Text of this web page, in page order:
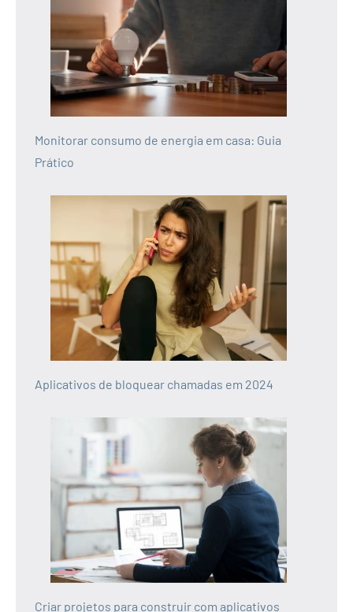
Monitorar consumo de energia em casa: Guia
Prático
Aplicativos de bloquear chamadas em 2024
Criar projetos para construir com aplicativos